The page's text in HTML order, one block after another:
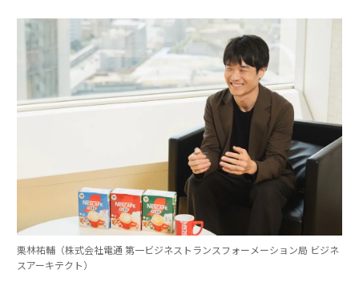
栗林祐輔（株式会社電通 第一ビジネストランスフォーメーション局 ビジネ
スアーキテクト）